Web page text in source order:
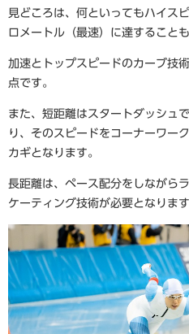
見どころは、何といってもハイス
ロメートル（最速）に達することも
加速とトップスピードのカーブ技
点です。
また、短距離はスタートダッシュ
り、そのスピードをコーナーワー
カギとなります。
長距離は、ペース配分をしながら
ケーティング技術が必要となります